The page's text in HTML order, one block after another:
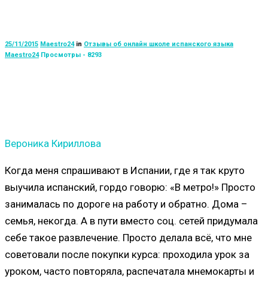
25/11/2015 Maestro24 in Отзывы об онлайн школе испанского языка
Maestro24 Просмотры - 8293
Вероника Кириллова
Когда меня спрашивают в Испании, где я так круто
выучила испанский, гордо говорю: «В метро!» Просто
занималась по дороге на работу и обратно. Дома –
семья, некогда. А в пути вместо соц. сетей придумала
себе такое развлечение. Просто делала всё, что мне
советовали после покупки курса: проходила урок за
уроком, часто повторяла, распечатала мнемокарты и